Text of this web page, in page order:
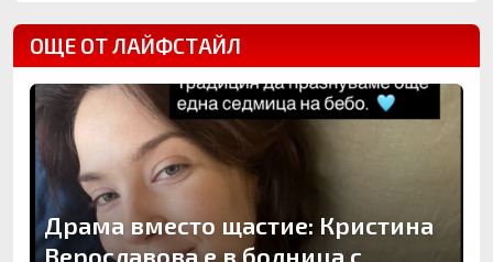
ОЩЕ ОТ ЛАЙФСТАЙЛ
Драма вместо щастие: Кристина
Верославова е в болница с